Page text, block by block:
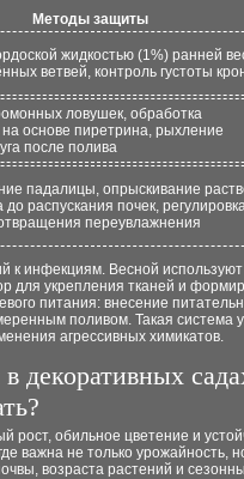
Методы защиты
жидкостью (1%) ранней
ветвей, контроль густоты
ловушек, обработка
основе пиретрина, рыхление
после полива
падалицы, опрыскивание
до распускания почек,
переувлажнения
к инфекциям. Весной
для укрепления тканей и
питания: внесение
поливом. Такая система
агрессивных химикатов.
декоративных
рост, обильное цветение и
важна не только урожайность,
возраста растений и